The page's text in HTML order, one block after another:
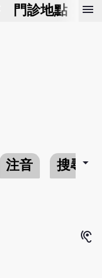
門診地點 預
menu
注音 搜尋arrow_drop_down
hearing